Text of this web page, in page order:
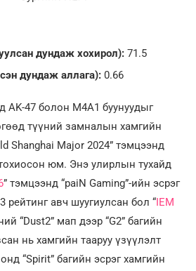
дундаж хохирол): 71.5
дундаж аллага): 0.66
AK-47 болон M4A1 буунуудыг
түүний замналын хамгийн
Shanghai Major 2024” тэмцээнд
юм. Энэ улирлын тухайд
” тэмцээнд “paiN Gaming”-ийн эсрэг
рейтинг авч шуугиулсан бол “IEM
“Dust2” мап дээр “G2” багийн
нь хамгийн тааруу үзүүлэлт
“Spirit” багийн эсрэг хамгийн